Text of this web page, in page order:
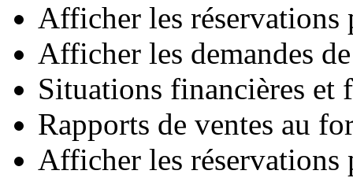
Afficher les
Afficher les demandes
Situations financières et
Rapports de ventes au
Afficher les réservations